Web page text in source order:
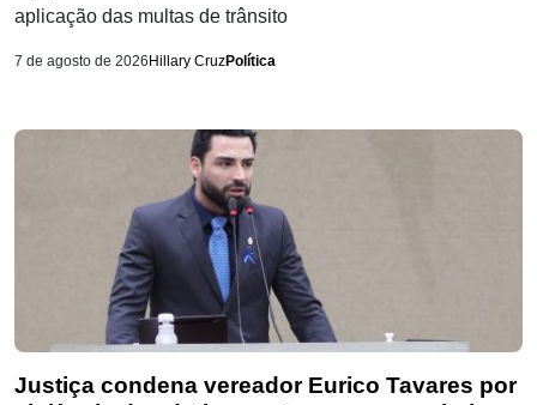
aplicação das multas de trânsito
7 de agosto de 2026 Hillary CruzPolítica
Justiça condena vereador Eurico Tavares por